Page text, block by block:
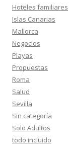
Hoteles familiares
Islas Canarias
Mallorca
Negocios
Playas
Propuestas
Roma
Salud
Sevilla
Sin categoría
Solo Adultos
todo incluido